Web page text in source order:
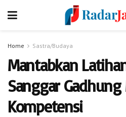
Home Sastra/Budaya
Mantabkan
Sanggar
Kompetensi